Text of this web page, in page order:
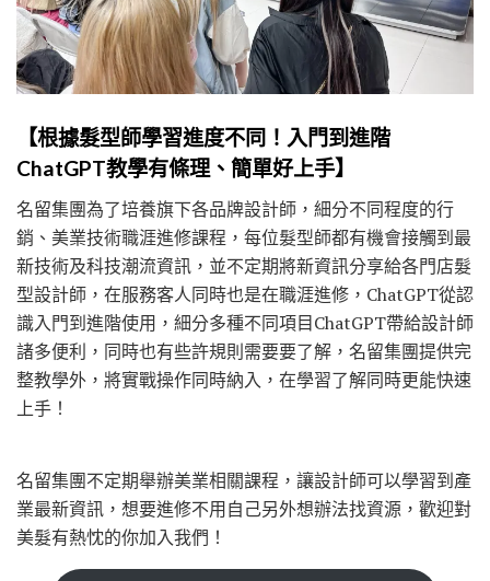
【根據髮型師學習進度不同！入門到進階
ChatGPT教學有條理、簡單好上手】
名留集團為了培養旗下各品牌設計師，細分不同程度的行
銷、美業技術職涯進修課程，每位髮型師都有機會接觸到最
新技術及科技潮流資訊，並不定期將新資訊分享給各門店髮
型設計師，在服務客人同時也是在職涯進修，ChatGPT從認
識入門到進階使用，細分多種不同項目ChatGPT帶給設計師
諸多便利，同時也有些許規則需要要了解，名留集團提供完
整教學外，將實戰操作同時納入，在學習了解同時更能快速
上手！
名留集團不定期舉辦美業相關課程，讓設計師可以學習到產
業最新資訊，想要進修不用自己另外想辦法找資源，歡迎對
美髮有熱忱的你加入我們！